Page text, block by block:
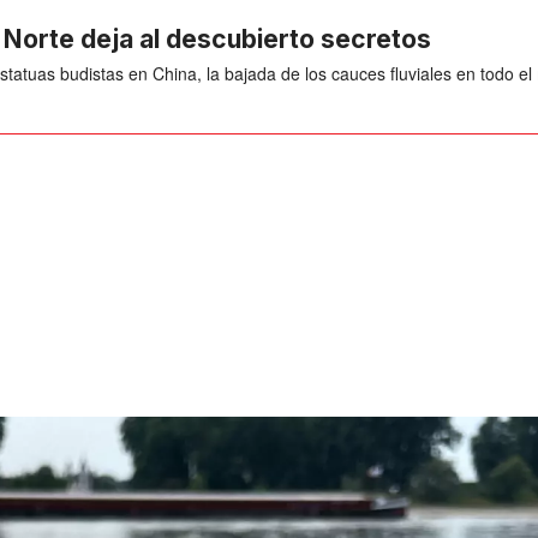
Norte deja al descubierto secretos
budistas en China, la bajada de los cauces fluviales en todo